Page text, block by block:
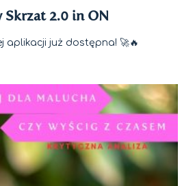
Skrzat 2.0 in ON
aplikacji już dostępna! 🚀🔥